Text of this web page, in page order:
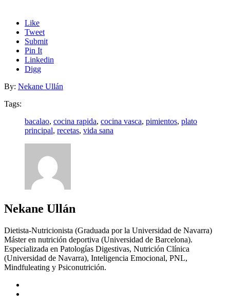
Like
Tweet
Submit
Pin It
Linkedin
Digg
By: Nekane Ullán
Tags:
bacalao, cocina rapida, cocina vasca, pimientos, plato
principal, recetas, vida sana
Nekane Ullán
Dietista-Nutricionista (Graduada por la Universidad de Navarra)
Máster en nutrición deportiva (Universidad de Barcelona).
Especializada en Patologías Digestivas, Nutrición Clínica
(Universidad de Navarra), Inteligencia Emocional, PNL,
Mindfuleating y Psiconutrición.